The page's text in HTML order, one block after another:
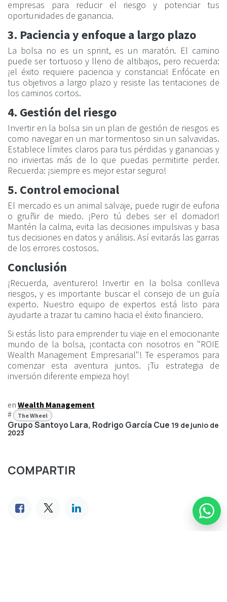
empresas para reducir el riesgo y potenciar tus
oportunidades de ganancia.
3. Paciencia y enfoque a largo plazo
La bolsa no es un sprint, es un maratón. El camino
puede ser tortuoso y lleno de altibajos, pero recuerda:
¡el éxito requiere paciencia y constancia! Enfócate en
tus objetivos a largo plazo y resiste las tentaciones de
los caminos cortos.
4. Gestión del riesgo
Invertir en la bolsa sin un plan de gestión de riesgos es
como navegar en un mar tormentoso sin un salvavidas.
Establece límites claros para tus pérdidas y ganancias y
no inviertas más de lo que puedas permitirte perder.
Recuerda: ¡siempre es mejor estar seguro!
5. Control emocional
El mercado es un animal salvaje, puede rugir de euforia
o gruñir de miedo. ¡Pero tú debes ser el domador!
Mantén la calma, evita las decisiones impulsivas y basa
tus decisiones en datos y análisis. Así evitarás las garras
de los errores costosos.
Conclusión
¡Recuerda, aventurero! Invertir en la bolsa conlleva
riesgos, y es importante buscar el consejo de un guía
experto. Nuestro equipo de expertos está listo para
ayudarte a trazar tu camino hacia el éxito financiero.
Si estás listo para emprender tu viaje en el emocionante
mundo de la bolsa, ¡contacta con nosotros en "ROIE
Wealth Management Empresarial"! Te esperamos para
comenzar esta aventura juntos. ¡Tu estrategia de
inversión diferente empieza hoy!
en Wealth Management
#
The Wheel
Grupo Santoyo Lara, Rodrigo García Cue 19 de junio de
2023
COMPARTIR